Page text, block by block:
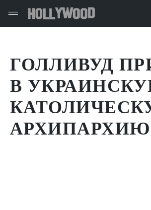
ГОЛЛИВУД
В
АРХИПАРХИЮ